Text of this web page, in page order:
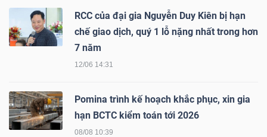
RCC của đại gia Nguyễn Duy Kiên bị hạn
chế giao dịch, quý 1 lỗ nặng nhất trong hơn
7 năm
12/06 14:31
Pomina trình kế hoạch khắc phục, xin gia
hạn BCTC kiểm toán tới 2026
08/08 10:39
Bài
tác
giả
(-)